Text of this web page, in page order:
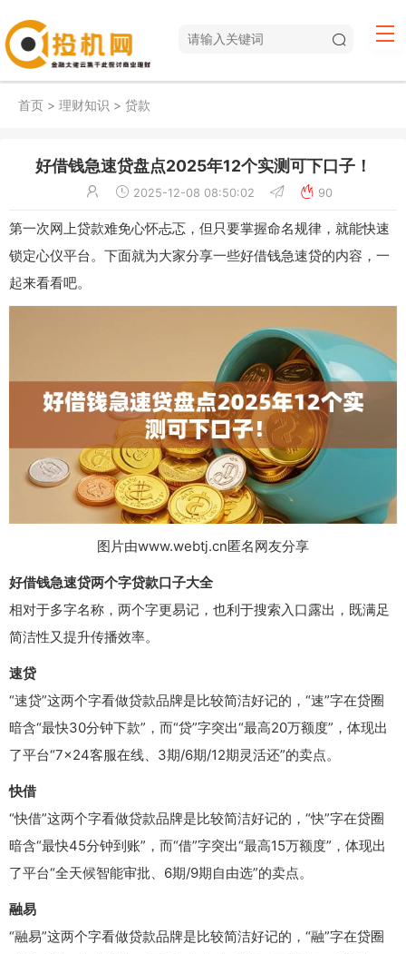
首页 > 理财知识 > 贷款
好借钱急速贷盘点2025年12个实测可下口子！
2025-12-08 08:50:02 90
第一次网上贷款难免心怀忐忑，但只要掌握命名规律，就能快速
锁定心仪平台。下面就为大家分享一些好借钱急速贷的内容，一
起来看看吧。
图片由www.webtj.cn匿名网友分享
好借钱急速贷两个字贷款口子大全
相对于多字名称，两个字更易记，也利于搜索入口露出，既满足
简洁性又提升传播效率。
速贷
“速贷”这两个字看做贷款品牌是比较简洁好记的，“速”字在贷圈
暗含“最快30分钟下款”，而“贷”字突出“最高20万额度”，体现出
了平台“7×24客服在线、3期/6期/12期灵活还”的卖点。
快借
“快借”这两个字看做贷款品牌是比较简洁好记的，“快”字在贷圈
暗含“最快45分钟到账”，而“借”字突出“最高15万额度”，体现出
了平台“全天候智能审批、6期/9期自由选”的卖点。
融易
“融易”这两个字看做贷款品牌是比较简洁好记的，“融”字在贷圈